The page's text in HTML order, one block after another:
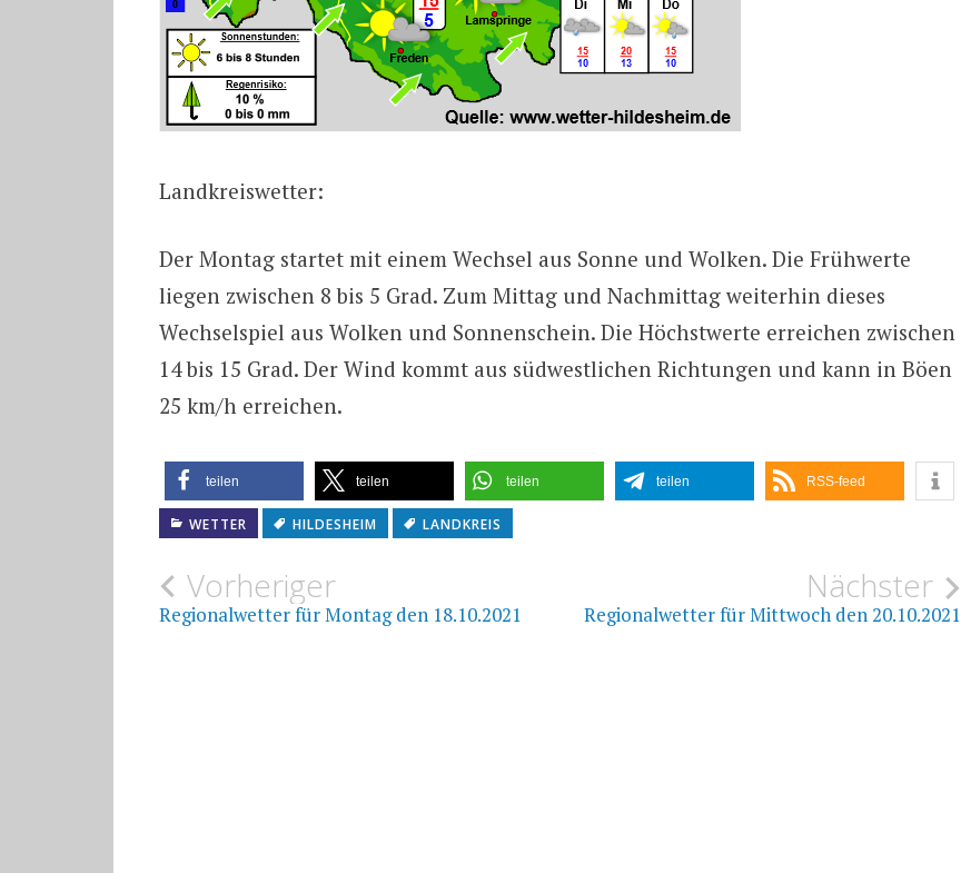
Landkreiswetter:
Der Montag startet mit einem Wechsel aus Sonne und Wolken. Die Frühwerte
liegen zwischen 8 bis 5 Grad. Zum Mittag und Nachmittag weiterhin dieses
Wechselspiel aus Wolken und Sonnenschein. Die Höchstwerte erreichen zwischen
14 bis 15 Grad. Der Wind kommt aus südwestlichen Richtungen und kann in Böen
25 km/h erreichen.
teilen teilen teilen teilen RSS-feed
WETTER HILDESHEIM LANDKREIS
Beitragsnavigation
Vorheriger
Regionalwetter für Montag den 18.10.2021
Nächster
Regionalwetter für Mittwoch den 20.10.2021